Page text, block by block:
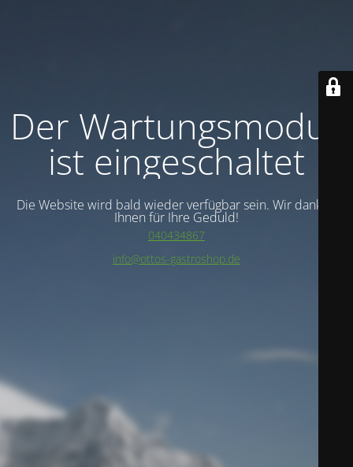
Der Wartungsmodus
ist eingeschaltet
Die Website wird bald wieder verfügbar sein. Wir danken
Ihnen für Ihre Geduld!
040434867
info@ottos-gastroshop.de